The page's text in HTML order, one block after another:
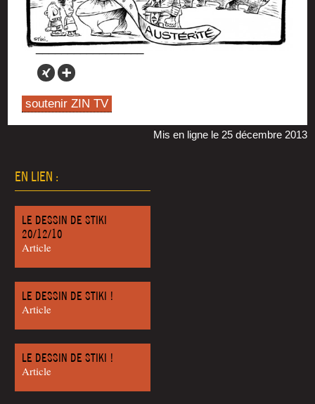
EN LIEN :
LE DESSIN DE STIKI
20/12/10
Article
LE DESSIN DE STIKI !
Article
LE DESSIN DE STIKI !
Article
soutenir ZIN TV
Mis en ligne le 25 décembre 2013